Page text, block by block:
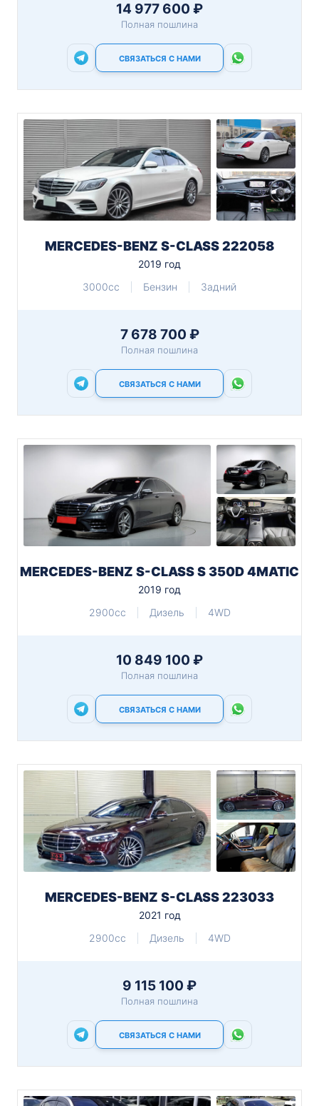
14 977 600 ₽
Полная пошлина
СВЯЗАТЬСЯ С НАМИ
MERCEDES-BENZ S-CLASS 222058
2019 год
3000cc
Бензин Задний
7 678 700 ₽
Полная пошлина
СВЯЗАТЬСЯ С НАМИ
MERCEDES-BENZ S-CLASS S 350D 4MATIC
2019 год
2900cc
Дизель 4WD
10 849 100 ₽
Полная пошлина
СВЯЗАТЬСЯ С НАМИ
MERCEDES-BENZ S-CLASS 223033
2021 год
2900cc
Дизель 4WD
9 115 100 ₽
Полная пошлина
СВЯЗАТЬСЯ С НАМИ